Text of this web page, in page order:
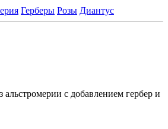
Герберы Розы Диантус
альстромерии c добавлением гербер и